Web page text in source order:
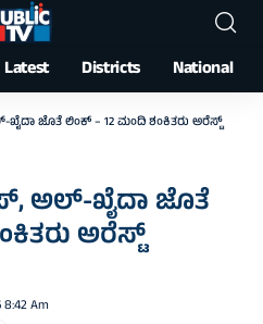
Latest Districts National
ಜೊತೆ ಲಿಂಕ್‌ – 12 ಮಂದಿ ಶಂಕಿತರು ಅರೆಸ್ಟ್
ಅಲ್-ಖೈದಾ ಜೊತೆ
ಅರೆಸ್ಟ್
Am